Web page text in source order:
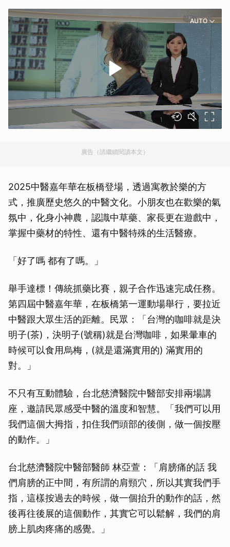
AUTO
廣告（請繼續閱讀本文）
2025中醫嘉年華在板橋登場，透過寓教於樂的方
式，推廣歷史悠久的中醫文化。小朋友也在歡樂的氣
氛中，化身小神農，認識中草藥、家長更在遊戲中，
掌握中藥材的特性、還有中醫特殊的生活醫療。
「好了嗎 都有了嗎。」
舉手達標！傳統抓藥比賽，親子合作迅速完成任務。
第四屆中醫嘉年華，在板橋第一運動場舉行，要拉近
中醫跟大眾生活的距離。民眾：「台灣的咖啡就是決
明子(茶)，決明子(號稱)就是台灣咖啡，如果暈車的
時候可以食用烏梅，(就是還滿實用的) 滿實用的
對。」
不只有互動體驗，台北慈濟醫院中醫部安排兩場講
座，邀請民眾感受中醫的溫度和智慧。「我們可以用
我們這個大拇指，扣住我們頭部的後側，做一個按壓
的動作。」
台北慈濟醫院中醫部醫師 林亞萱：「肩膀痛的話 我
們肩膀的正中間，有所謂的肩頸穴，所以其實我們手
指，這樣按過去的時候，做一個抬升的動作的話，然
後再往後展的這個動作，其實它可以鬆解，我們的肩
膀上肌肉疼痛的感覺。」